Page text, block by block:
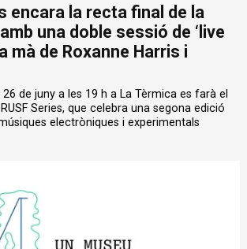
encara la recta final de la
una doble sessió de ‘live
mà de Roxanne Harris i
de juny a les 19 h a La Tèrmica es farà el
Series, que celebra una segona edició
electròniques i experimentals